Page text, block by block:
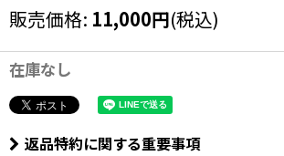
販売価格: 11,000円(税込)
在庫なし
返品特約に関する重要事項